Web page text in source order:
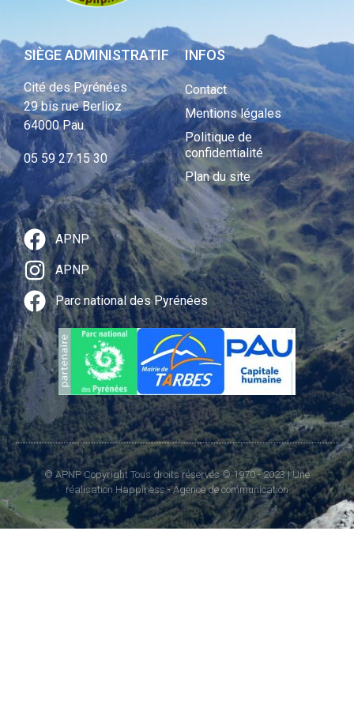
SIÈGE ADMINISTRATIF
Cité des Pyrénées
29 bis rue Berlioz
64000 Pau
05 59 27 15 30
INFOS
Contact
Mentions légales
Politique de
confidentialité
Plan du site
APNP
APNP
Parc national des Pyrénées
© APNP Copyright Tous droits réservés © 1970 - 2023 | Une
réalisation Happiness -Agence de communication